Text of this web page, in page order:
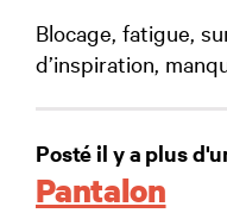
Blocage, fatigue,
d’inspiration,
Posté il y a plus
Pantalon